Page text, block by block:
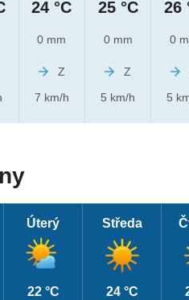
24 °C
0 mm
Z
7 km/h
25 °C
0 mm
Z
5 km/h
26
0
5
Úterý
22 °C
Středa
24 °C